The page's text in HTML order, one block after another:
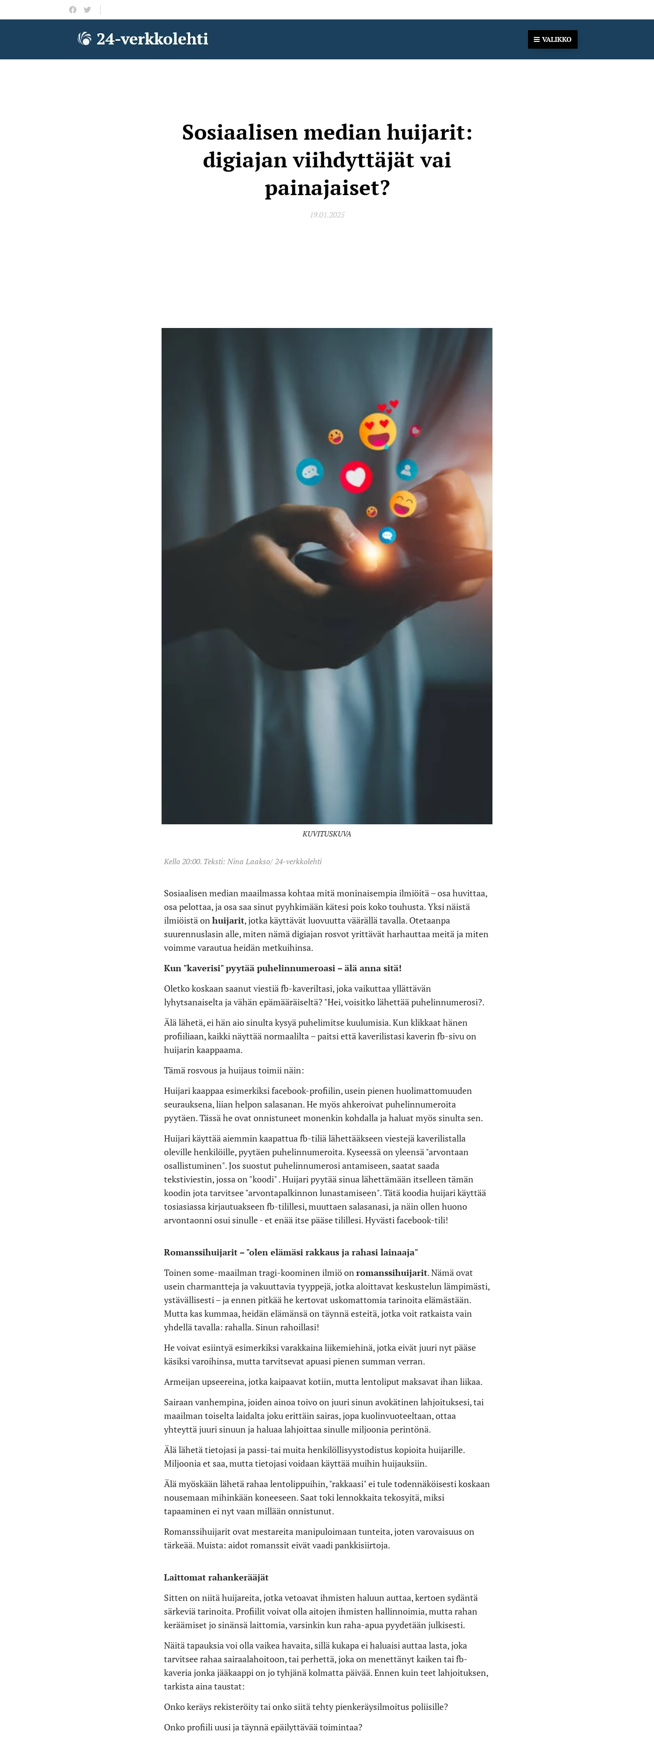
VALIKKO
Sosiaalisen median huijarit:
digiajan viihdyttäjät vai
painajaiset?
19.01.2025
KUVITUSKUVA
Kello 20:00. Teksti: Nina Laakso/ 24-verkkolehti
Sosiaalisen median maailmassa kohtaa mitä moninaisempia ilmiöitä – osa huvittaa,
osa pelottaa, ja osa saa sinut pyyhkimään kätesi pois koko touhusta. Yksi näistä
ilmiöistä onhuijarit, jotka käyttävät luovuutta väärällä tavalla. Otetaanpa
suurennuslasin alle, miten nämä digiajan rosvot yrittävät harhauttaa meitä ja miten
voimme varautua heidän metkuihinsa.
Kun "kaverisi" pyytää puhelinnumeroasi – älä anna sitä!
Oletko koskaan saanut viestiä fb-kaveriltasi, joka vaikuttaa yllättävän
lyhytsanaiselta ja vähän epämääräiseltä? "Hei, voisitko lähettää puhelinnumerosi?.
Älä lähetä, ei hän aio sinulta kysyä puhelimitse kuulumisia. Kun klikkaat hänen
profiiliaan, kaikki näyttää normaalilta – paitsi että kaverilistasi kaverin fb-sivu on
huijarin kaappaama.
Tämä rosvous ja huijaus toimii näin:
Huijari kaappaa esimerkiksi facebook-profiilin, usein pienen huolimattomuuden
seurauksena, liian helpon salasanan. He myös ahkeroivat puhelinnumeroita
pyytäen. Tässä he ovat onnistuneet monenkin kohdalla ja haluat myös sinulta sen.
Huijari käyttää aiemmin kaapattua fb-tiliä lähettääkseen viestejä kaverilistalla
oleville henkilöille, pyytäen puhelinnumeroita. Kyseessä on yleensä "arvontaan
osallistuminen". Jos suostut puhelinnumerosi antamiseen, saatat saada
tekstiviestin, jossa on "koodi" . Huijari pyytää sinua lähettämään itselleen tämän
koodin jota tarvitsee "arvontapalkinnon lunastamiseen". Tätä koodia huijari käyttää
tosiasiassa kirjautuakseen fb-tilillesi, muuttaen salasanasi, ja näin ollen huono
arvontaonni osui sinulle - et enää itse pääse tilillesi. Hyvästi facebook-tili!
Romanssihuijarit – "olen elämäsi rakkaus ja rahasi lainaaja"
Toinen some-maailman tragi-koominen ilmiö onromanssihuijarit. Nämä ovat
usein charmantteja ja vakuuttavia tyyppejä, jotka aloittavat keskustelun lämpimästi,
ystävällisesti – ja ennen pitkää he kertovat uskomattomia tarinoita elämästään.
Mutta kas kummaa, heidän elämänsä on täynnä esteitä, jotka voit ratkaista vain
yhdellä tavalla: rahalla. Sinun rahoillasi!
He voivat esiintyä esimerkiksi varakkaina liikemiehinä, jotka eivät juuri nyt pääse
käsiksi varoihinsa, mutta tarvitsevat apuasi pienen summan verran.
Armeijan upseereina, jotka kaipaavat kotiin, mutta lentoliput maksavat ihan liikaa.
Sairaan vanhempina, joiden ainoa toivo on juuri sinun avokätinen lahjoituksesi, tai
maailman toiselta laidalta joku erittäin sairas, jopa kuolinvuoteeltaan, ottaa
yhteyttä juuri sinuun ja haluaa lahjoittaa sinulle miljoonia perintönä.
Älä lähetä tietojasi ja passi-tai muita henkilöllisyystodistus kopioita huijarille.
Miljoonia et saa, mutta tietojasi voidaan käyttää muihin huijauksiin.
Älä myöskään lähetä rahaa lentolippuihin, "rakkaasi" ei tule todennäköisesti koskaan
nousemaan mihinkään koneeseen. Saat toki lennokkaita tekosyitä, miksi
tapaaminen ei nyt vaan millään onnistunut.
Romanssihuijarit ovat mestareita manipuloimaan tunteita, joten varovaisuus on
tärkeää. Muista: aidot romanssit eivät vaadi pankkisiirtoja.
Laittomat rahankerääjät
Sitten on niitä huijareita, jotka vetoavat ihmisten haluun auttaa, kertoen sydäntä
särkeviä tarinoita. Profiilit voivat olla aitojen ihmisten hallinnoimia, mutta rahan
keräämiset jo sinänsä laittomia, varsinkin kun raha-apua pyydetään julkisesti.
Näitä tapauksia voi olla vaikea havaita, sillä kukapa ei haluaisi auttaa lasta, joka
tarvitsee rahaa sairaalahoitoon, tai perhettä, joka on menettänyt kaiken tai fb-
kaveria jonka jääkaappi on jo tyhjänä kolmatta päivää. Ennen kuin teet lahjoituksen,
tarkista aina taustat:
Onko keräys rekisteröity tai onko siitä tehty pienkeräysilmoitus poliisille?
Onko profiili uusi ja täynnä epäilyttävää toimintaa?